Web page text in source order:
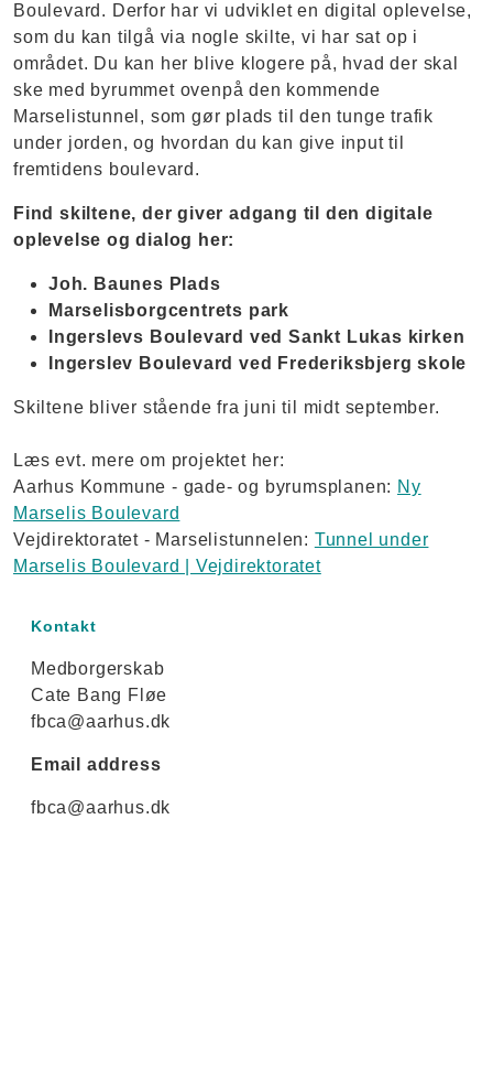
Boulevard. Derfor har vi udviklet en digital oplevelse,
som du kan tilgå via nogle skilte, vi har sat op i
området. Du kan her blive klogere på, hvad der skal
ske med byrummet ovenpå den kommende
Marselistunnel, som gør plads til den tunge trafik
under jorden, og hvordan du kan give input til
fremtidens boulevard.
Find skiltene, der giver adgang til den digitale
oplevelse og dialog her:
Joh. Baunes Plads
Marselisborgcentrets park
Ingerslevs Boulevard ved Sankt Lukas kirken
Ingerslev Boulevard ved Frederiksbjerg skole
Skiltene bliver stående fra juni til midt september.
Læs evt. mere om projektet her:
Aarhus Kommune - gade- og byrumsplanen: Ny
Marselis Boulevard
Vejdirektoratet - Marselistunnelen: Tunnel under
Marselis Boulevard | Vejdirektoratet
Kontakt
Medborgerskab
Cate Bang Fløe
fbca@aarhus.dk
Email address
fbca@aarhus.dk